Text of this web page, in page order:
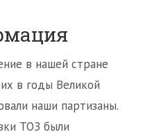
в нашей стране
в годы Великой
наши партизаны.
ТОЗ были